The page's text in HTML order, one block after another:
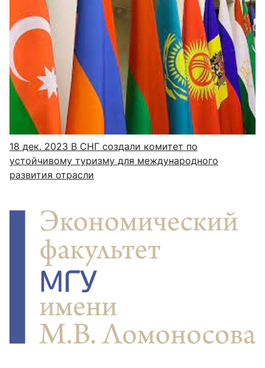
18 дек. 2023 В СНГ создали комитет по
устойчивому туризму для международного
развития отрасли